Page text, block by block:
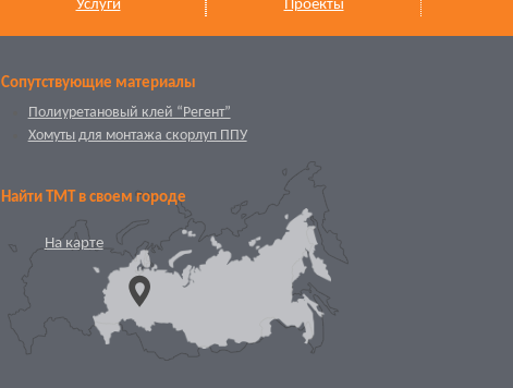
Услуги Проекты
Сопутствующие материалы
Полиуретановый клей “Регент”
Хомуты для монтажа скорлуп ППУ
Найти ТМТ в своем городе
На карте